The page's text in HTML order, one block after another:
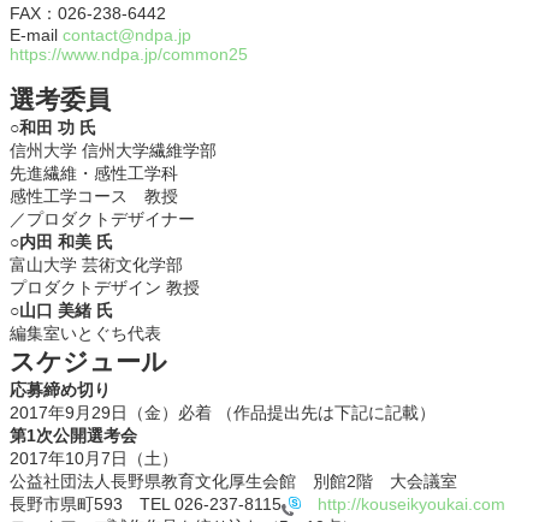
FAX：026-238-6442
E-mail contact@ndpa.jp
https://www.ndpa.jp/common25
選考委員
○和田 功 氏
信州大学 信州大学繊維学部
先進繊維・感性工学科
感性工学コース 教授
／プロダクトデザイナー
○内田 和美 氏
富山大学 芸術文化学部
プロダクトデザイン 教授
○山口 美緒 氏
編集室いとぐち代表
スケジュール
応募締め切り
2017年9月29日（金）必着 （作品提出先は下記に記載）
第1次公開選考会
2017年10月7日（土）
公益社団法人長野県教育文化厚生会館 別館2階 大会議室
長野市県町593 TEL026-237-8115
http://kouseikyoukai.com